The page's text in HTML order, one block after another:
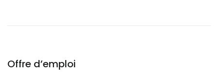
Offre d’emploi